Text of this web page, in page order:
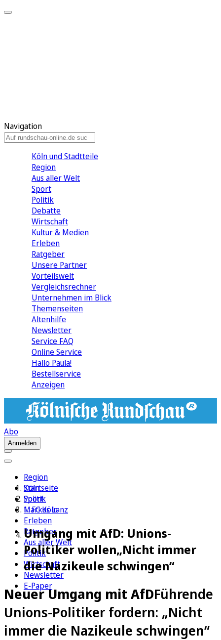
Navigation
Köln und Stadtteile
Region
Aus aller Welt
Sport
Politik
Debatte
Wirtschaft
Kultur & Medien
Erleben
Ratgeber
Unsere Partner
Vorteilswelt
Vergleichsrechner
Unternehmen im Blick
Themenseiten
Altenhilfe
Newsletter
Service FAQ
Online Service
Hallo Paula!
Bestellservice
Anzeigen
Abo
Anmelden
Region
Köln
Sport
1. FC Köln
Erleben
Ratgeber
Aus aller Welt
Politik
Wirtschaft
Newsletter
E-Paper
Startseite
Politik
Markus Lanz
Umgang mit AfD: Unions-
Politiker wollen„Nicht immer
die Nazikeule schwingen“
Neuer Umgang mit AfDFührende
Unions-Politiker fordern: „Nicht
immer die Nazikeule schwingen“